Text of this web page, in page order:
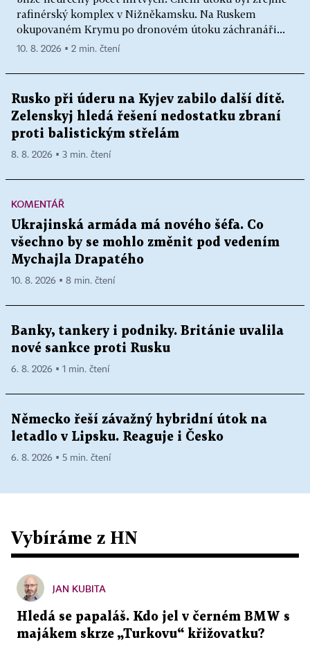
rafinérský komplex v Nižněkamsku. Na Ruskem
okupovaném Krymu po dronovém útoku záchranáři...
10. 8. 2026 ▪ 2 min. čtení
Rusko při úderu na Kyjev zabilo další dítě.
Zelenskyj hledá řešení nedostatku zbraní
proti balistickým střelám
8. 8. 2026 ▪ 3 min. čtení
KOMENTÁŘ
Ukrajinská armáda má nového šéfa. Co
všechno by se mohlo změnit pod vedením
Mychajla Drapatého
10. 8. 2026 ▪ 8 min. čtení
Banky, tankery i podniky. Británie uvalila
nové sankce proti Rusku
6. 8. 2026 ▪ 1 min. čtení
Německo řeší závažný hybridní útok na
letadlo v Lipsku. Reaguje i Česko
6. 8. 2026 ▪ 5 min. čtení
Vybíráme z HN
JAN KUBITA
Hledá se papaláš. Kdo jel v černém BMW s
majákem skrze „Turkovu“ křižovatku?